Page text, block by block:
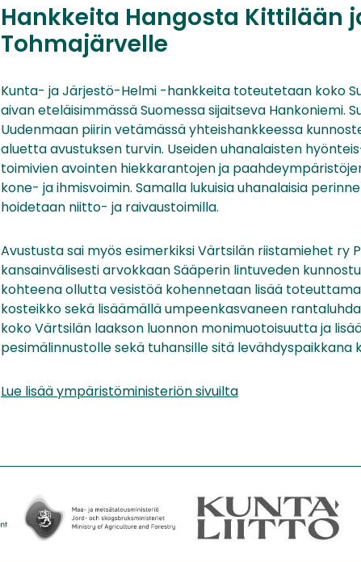
Hankkeita Hangosta Kittilään
Tohmajärvelle
Kunta- ja Järjestö-Helmi -hankkeita toteutetaan koko
aivan eteläisimmässä Suomessa sijaitseva Hankoniemi.
Uudenmaan piirin vetämässä yhteishankkeessa
aluetta avustuksen turvin. Useiden uhanalaisten
toimivien avointen hiekkarantojen ja
kone- ja ihmisvoimin. Samalla lukuisia uhanalaisia
hoidetaan niitto- ja raivaustoimilla.
Avustusta sai myös esimerkiksi Värtsilän riistamiehet ry
kansainvälisesti arvokkaan Sääperin lintuveden
kohteena ollutta vesistöä kohennetaan lisää
kosteikko sekä lisäämällä umpeenkasvaneen
koko Värtsilän laakson luonnon monimuotoisuutta ja
pesimälinnustolle sekä tuhansille sitä levähdyspaikkana
Lue lisää ympäristöministeriön sivuilta